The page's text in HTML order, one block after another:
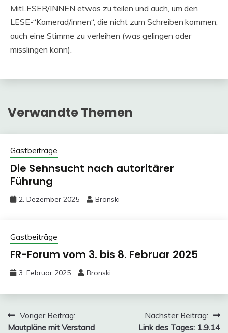
MitLESER/INNEN etwas zu teilen und auch, um den
LESE-“Kamerad/innen“, die nicht zum Schreiben kommen,
auch eine Stimme zu verleihen (was gelingen oder
misslingen kann).
Verwandte Themen
Gastbeiträge
Die Sehnsucht nach autoritärer
Führung
2. Dezember 2025 Bronski
Gastbeiträge
FR-Forum vom 3. bis 8. Februar 2025
3. Februar 2025 Bronski
Beitragsnavigation
Voriger Beitrag:
Mautpläne mit Verstand
Nächster Beitrag:
Link des Tages: 1.9.14